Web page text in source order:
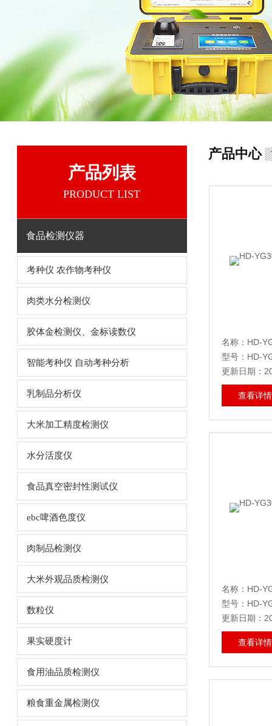
产品列表
PRODUCT LIST
食品检测仪器
考种仪 农作物考种仪
肉类水分检测仪
胶体金检测仪、金标读数仪
智能考种仪 自动考种分析
乳制品分析仪
大米加工精度检测仪
水分活度仪
食品真空密封性测试仪
ebc啤酒色度仪
肉制品检测仪
大米外观品质检测仪
数粒仪
果实硬度计
食用油品质检测仪
粮食重金属检测仪
产品中心
名称：HD-
型号：HD-
更新日期：
查看详情
名称：HD-
型号：HD-
更新日期：
查看详情